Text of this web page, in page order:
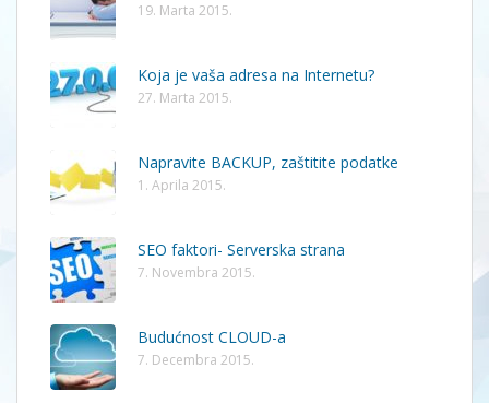
19. Marta 2015.
Koja je vaša adresa na Internetu?
27. Marta 2015.
Napravite BACKUP, zaštitite podatke
1. Aprila 2015.
SEO faktori- Serverska strana
7. Novembra 2015.
Budućnost CLOUD-a
7. Decembra 2015.